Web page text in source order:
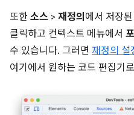
또한 소스 > 재정의 에서 저장
클릭하고 컨텍스트 메뉴에서
수 있습니다. 그러면 재정의 설
여기에서 원하는 코드 편집기